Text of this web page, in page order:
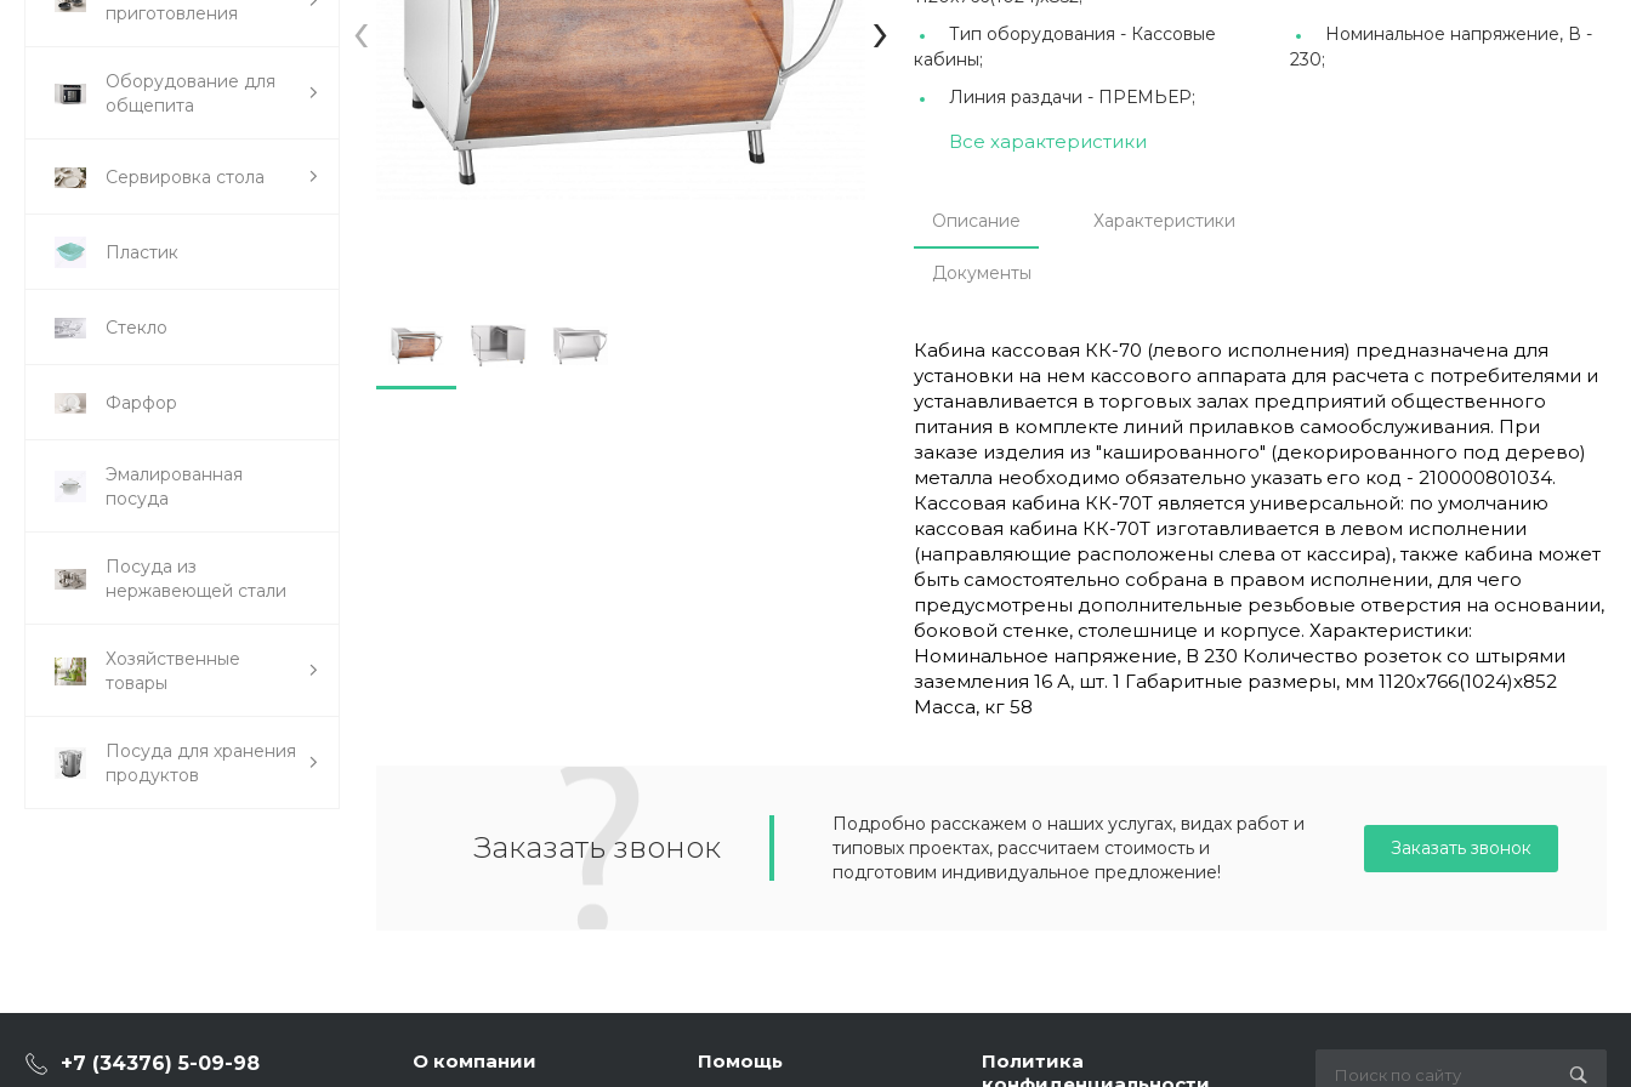
приготовления
Оборудование для
общепита
Сервировка стола
Пластик
Стекло
Фарфор
Эмалированная
посуда
Посуда из
нержавеющей стали
Хозяйственные
товары
Посуда для хранения
продуктов
‹ › Тип оборудования - Кассовые
кабины;
Номинальное напряжение, В -
230;
Линия раздачи - ПРЕМЬЕР;
Все характеристики
Описание Характеристики
Документы
Кабина кассовая КК-70 (левого исполнения) предназначена для
установки на нем кассового аппарата для расчета с потребителями и
устанавливается в торговых залах предприятий общественного
питания в комплекте линий прилавков самообслуживания. При
заказе изделия из "кашированного" (декорированного под дерево)
металла необходимо обязательно указать его код - 210000801034.
Кассовая кабина КК-70Т является универсальной: по умолчанию
кассовая кабина КК-70Т изготавливается в левом исполнении
(направляющие расположены слева от кассира), также кабина может
быть самостоятельно собрана в правом исполнении, для чего
предусмотрены дополнительные резьбовые отверстия на основании,
боковой стенке, столешнице и корпусе. Характеристики:
Номинальное напряжение, В 230 Количество розеток со штырями
заземления 16 А, шт. 1 Габаритные размеры, мм 1120x766(1024)x852
Масса, кг 58
Заказать звонок
Подробно расскажем о наших услугах, видах работ и
типовых проектах, рассчитаем стоимость и
подготовим индивидуальное предложение!
Заказать звонок
+7 (34376) 5-09-98 О компании Помощь
Политика